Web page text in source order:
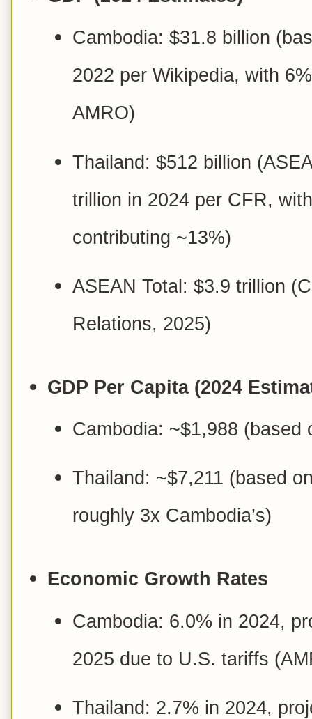
Cambodia: $31.8 billion
2022 per Wikipedia, with
AMRO)
Thailand: $512 billion
trillion in 2024 per CFR,
contributing ~13%)
ASEAN Total: $3.9 trillion
Relations, 2025)
GDP Per Capita (2024
Cambodia: ~$1,988 (based
Thailand: ~$7,211 (based
roughly 3x Cambodia’s)
Economic Growth Rates
Cambodia: 6.0% in 2024,
2025 due to U.S. tariffs
Thailand: 2.7% in 2024,